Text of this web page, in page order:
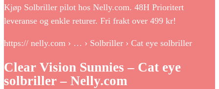
Kjøp Solbriller pilot hos Nelly.com. 48H Prioritert
leveranse og enkle returer. Fri frakt over 499 kr!
https:// nelly.com › … › Solbriller › Cat eye solbriller
Clear Vision Sunnies – Cat eye
solbriller – Nelly.com